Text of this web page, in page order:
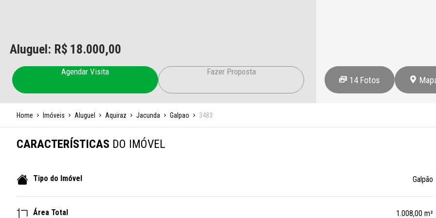
Aluguel: R$ 18.000,00
Agendar Visita Fazer Proposta
14 Fotos
Home Imóveis Aluguel Aquiraz Jacunda Galpao 3483
CARACTERÍSTICAS DO IMÓVEL
Tipo do Imóvel Galpão
Área Total 1.008,00 m²